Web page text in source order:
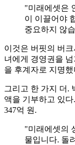
"미래에셋은
이 이끌어야
중요하지 않
이것은 버핏의 버
녀에게 경영권을
을 후계자로 지명
그리고 한 가지 더.
액을 기부하고 있
347억 원.
"미래에셋의
물입니다. 돌